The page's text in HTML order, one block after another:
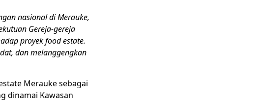
nasional diMerauke,
Gereja-gereja
proyekfood estate.
dan melanggengkan
Merauke sebagai
dinamai Kawasan